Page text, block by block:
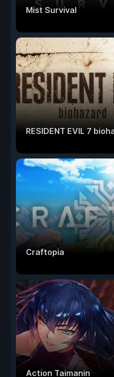
Mist Survival
RESIDENT EVIL 7
Craftopia
Action Taimanin